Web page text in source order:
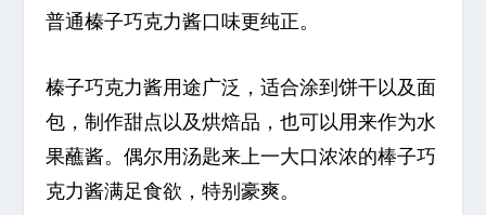
普通榛子巧克力酱口味更纯正。
榛子巧克力酱用途广泛，适合涂到饼干以及面
包，制作甜点以及烘焙品，也可以用来作为水
果蘸酱。偶尔用汤匙来上一大口浓浓的棒子巧
克力酱满足食欲，特别豪爽。